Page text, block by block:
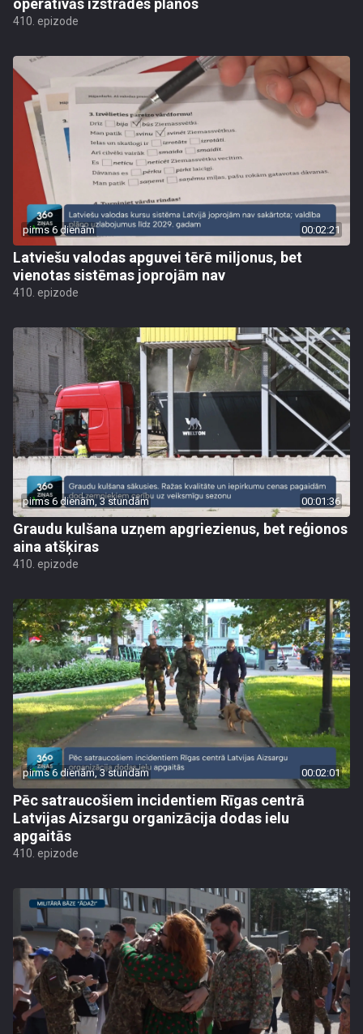
operatīvās izstrādes plānos
410. epizode
pirms 6 dienām 00:02:21
Latviešu valodas apguvei tērē miljonus, bet
vienotas sistēmas joprojām nav
410. epizode
pirms 6 dienām, 3 stundām 00:01:36
Graudu kulšana uzņem apgriezienus, bet reģionos
aina atšķiras
410. epizode
pirms 6 dienām, 3 stundām 00:02:01
Pēc satraucošiem incidentiem Rīgas centrā
Latvijas Aizsargu organizācija dodas ielu
apgaitās
410. epizode